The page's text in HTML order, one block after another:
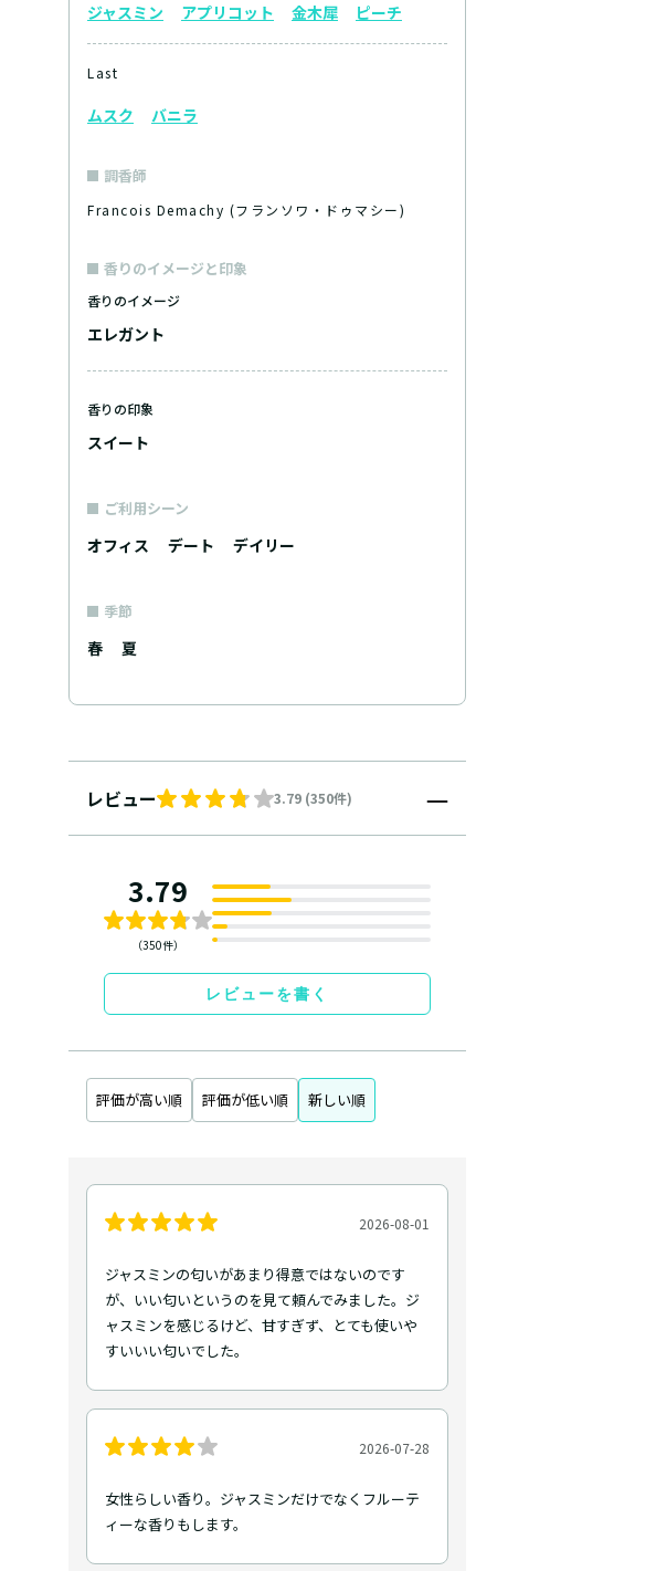
ジャスミン アプリコット 金木犀 ピーチ
Last
ムスク バニラ
調香師
Francois Demachy (フランソワ・ドゥマシー)
香りのイメージと印象
香りのイメージ
エレガント
香りの印象
スイート
ご利用シーン
オフィス デート デイリー
季節
春 夏
レビュー 3.79 (350件)
3.79
（350件）
レビューを書く
評価が高い順 評価が低い順 新しい順
2026-08-01
ジャスミンの匂いがあまり得意ではないのです
が、いい匂いというのを見て頼んでみました。ジ
ャスミンを感じるけど、甘すぎず、とても使いや
すいいい匂いでした。
2026-07-28
女性らしい香り。ジャスミンだけでなくフルーテ
ィーな香りもします。